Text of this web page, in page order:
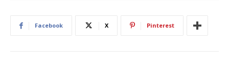
Facebook X Pinterest